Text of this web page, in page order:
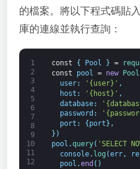
的檔案。將以下程式碼貼
庫的連線並執行查詢：
1
2
3
4
5
6
7
8
9
10
11
12
const { Pool } =
const
pool = new Pool
user: '{user}' ,
host : '{host}' ,
database:
password :
port : { port } ,
} )
pool .query( 'SELECT
console. log (err,
pool .end ( )